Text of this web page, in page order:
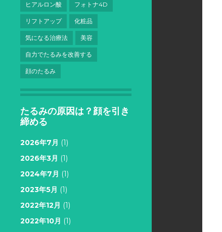
ヒアルロン酸 フォトナ4D
リフトアップ 化粧品
気になる治療法 美容
自力でたるみを改善する
顔のたるみ
たるみの原因は？顔を引き
締める
2026年7月 (1)
2026年3月 (1)
2024年7月 (1)
2023年5月 (1)
2022年12月 (1)
2022年10月 (1)